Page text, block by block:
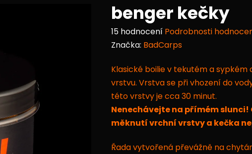
benger kečky
Průměrné
hodnocení
je
4,6
z
5
hvězdiček.
15 hodnocení Podrobnosti
Značka: BadCarps
Klasické boilie v tekutém a
vrstvu. Vrstva se při vhození do
této vrstvy je cca 30 minut.
Nenechávejte na přímém
měknutí vrchní vrstvy a kečka
Řada vytvořená převážně na